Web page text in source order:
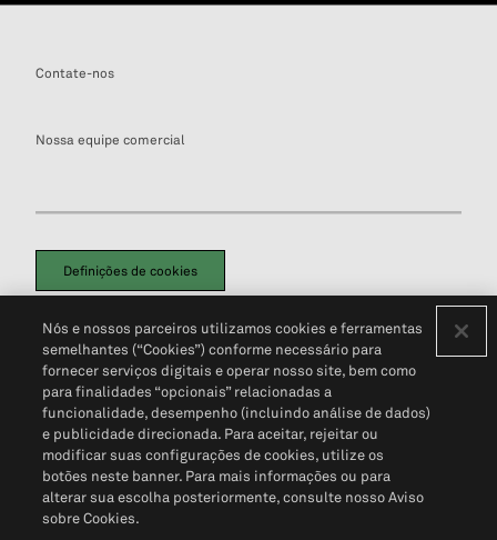
Contate-nos
Nossa equipe comercial
Definições de cookies
Política de PrivacidadePortal de privacidade do cliente (em inglês)
Não Venda Minhas Informações Pessoais© 2026 S&P Global
Nós e nossos parceiros utilizamos cookies e ferramentas
semelhantes (“Cookies”) conforme necessário para
fornecer serviços digitais e operar nosso site, bem como
para finalidades “opcionais” relacionadas a
funcionalidade, desempenho (incluindo análise de dados)
e publicidade direcionada. Para aceitar, rejeitar ou
modificar suas configurações de cookies, utilize os
botões neste banner. Para mais informações ou para
alterar sua escolha posteriormente, consulte nosso Aviso
sobre Cookies.